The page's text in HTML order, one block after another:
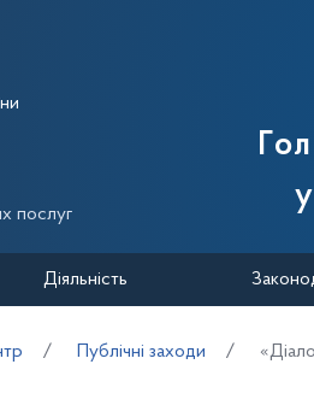
Державної
послуг
Діяльність
Публічні заходи